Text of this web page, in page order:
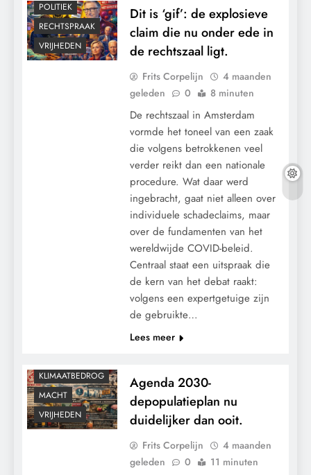
POLITIEK
RECHTSPRAAK
VRIJHEDEN
Dit is ‘gif’: de explosieve
claim die nu onder ede in
de rechtszaal ligt.
Frits Corpelijn
4 maanden
geleden
0 8 minuten
De rechtszaal in Amsterdam
vormde het toneel van een zaak
die volgens betrokkenen veel
verder reikt dan een nationale
procedure. Wat daar werd
ingebracht, gaat niet alleen over
individuele schadeclaims, maar
over de fundamenten van het
wereldwijde COVID-beleid.
Centraal staat een uitspraak die
de kern van het debat raakt:
volgens een expertgetuige zijn
de gebruikte…
Lees meer
KLIMAATBEDROG
MACHT
VRIJHEDEN
Agenda 2030-
depopulatieplan nu
duidelijker dan ooit.
Frits Corpelijn
4 maanden
geleden
0 11 minuten